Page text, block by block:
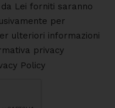
Lei forniti saranno
per
ulteriori informazioni
privacy
Policy